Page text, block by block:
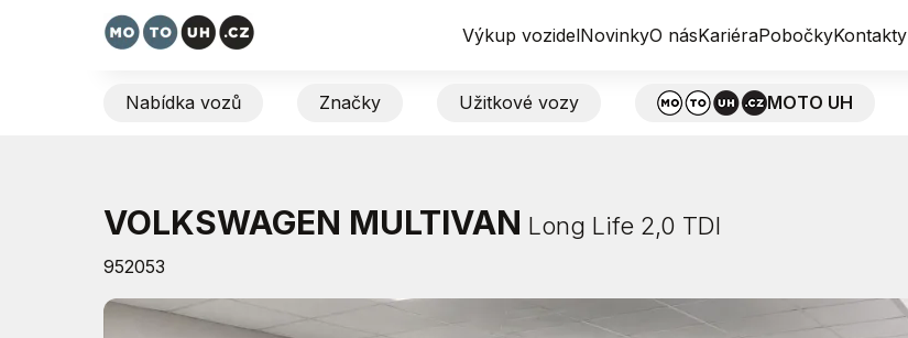
Výkup vozidelNovinkyO násKariéraPobočkyKontakty
Nabídka vozů Značky Užitkové vozy MOTO UH
VOLKSWAGEN MULTIVAN Long Life 2,0 TDI
952053